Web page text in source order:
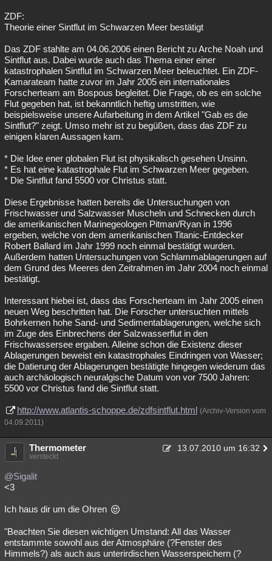
ZDF:
Theorie einer Sintflut im Schwarzen Meer bestätigt
Das ZDF stahlte am 04.06.2006 einen Bericht zu Arche Noah und
Sintflut aus. Dabei wurde auch das Thema einer einer
katastrophalen Sintflut im Schwarzen Meer beleuchtet. Ein ZDF-
Kamarateam hatte zuvor im Jahr 2005 ein internationales
Forscherteam am Bospous begleitet. Die Frage, ob es ein solche
Flut gegeben hat, ist bekanntlich heftig umstritten, wie
beispielsweise unsere Aufarbeitung in dem Artikel "Gab es die
Sintflut?" zeigt. Umso mehr ist zu begüßen, dass das ZDF zu
einigen klaren Aussagen kam.
* Die Idee ener globalen Flut ist physikalisch gesehen Unsinn.
* Es hat eine katastrophale Flut im Schwarzen Meer gegeben.
* Die Sintflut fand 5500 vor Christus statt.
Diese Ergebnisse hatten bereits die Untersuchungen von
Frischwasser und Salzwasser Muscheln und Schnecken durch
die amerikanischen Marinegeologen Pitman/Ryan in 1996
ergeben, welche von dem amerikanischen Titanic-Entdecker
Robert Ballard im Jahr 1999 noch einmal bestätigt wurden.
Außerdem hatten Untersuchungen von Schlammablagerungen auf
dem Grund des Meeres den Zeitrahmen im Jahr 2004 noch einmal
bestätigt.
Interessant hiebei ist, dass das Forscherteam im Jahr 2005 einen
neuen Weg beschritten hat. Die Forscher untersuchten mittels
Bohrkernen hohe Sand- und Sedimentablagerungen, welche sich
im Zuge des Einbrechens der Salzwasserflut in den
Frischwassersee ergaben. Alleine schon die Existenz dieser
Ablagerungen beweist ein katastrophales Eindringen von Wasser;
die Datierung der Ablagerungen bestätigte hingegen wiederum das
auch archäologisch neuralgische Datum von vor 7500 Jahren:
5500 vor Christus fand die Sintflut statt.
http://www.atlantis-schoppe.de/zdfsintflut.html (Archiv-Version vom
04.09.2011)
Thermometer 13.07.2010 um 16:32
versteckt
@Sigalit
<3
Ich haus dir um die Ohren
"Beachten Sie diesen wichtigen Umstand: All das Wasser
entstammte sowohl aus der Atmosphäre (?Fenster des
Himmels?) als auch aus unterirdischen Wasserspeichern (?